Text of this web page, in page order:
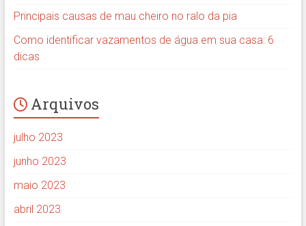
Principais causas de mau cheiro no ralo da pia
Como identificar vazamentos de água em sua casa: 6
dicas
Arquivos
julho 2023
junho 2023
maio 2023
abril 2023